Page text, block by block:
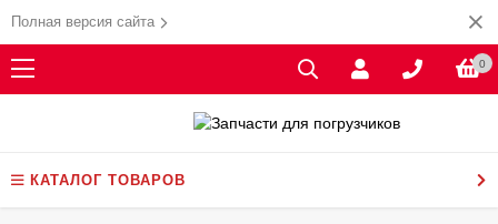
Полная версия сайта
0
КАТАЛОГ ТОВАРОВ